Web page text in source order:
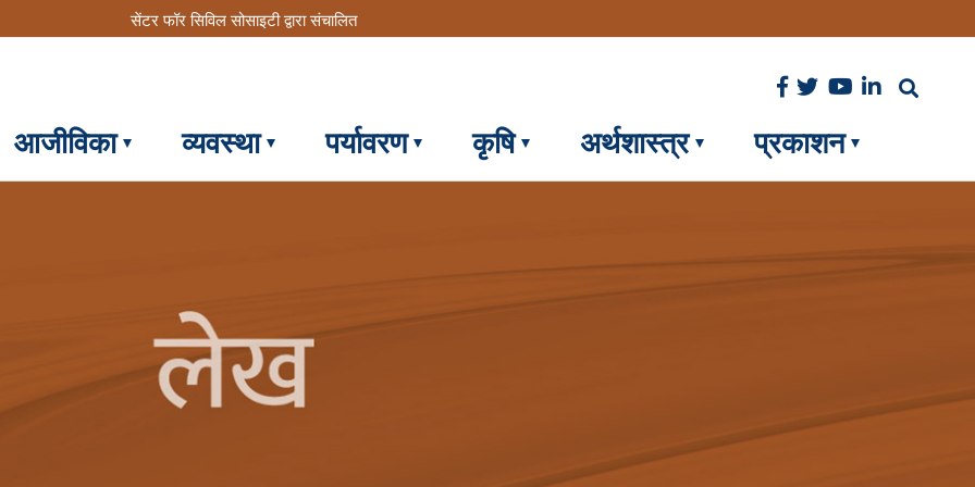
सेंटर फॉर सिविल सोसाइटी द्वारा संचालित
आजीविका व्यवस्था पर्यावरण कृषि अर्थशास्त्र प्रकाशन